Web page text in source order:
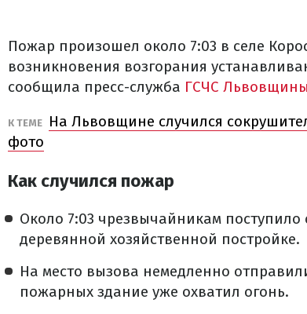
Пожар произошел около 7:03 в селе
возникновения возгорания
сообщила пресс-служба ГСЧС Львовщины
К ТЕМЕ
На Львовщине случился
фото
Как случился пожар
Около 7:03 чрезвычайникам
деревянной хозяйственной постройке.
На место вызова немедленно
пожарных здание уже охватил огонь.